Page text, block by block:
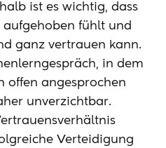
ist es wichtig, dass
fühlt und
ganz vertrauen kann.
in dem
offen angesprochen
unverzichtbar.
Verteidigung